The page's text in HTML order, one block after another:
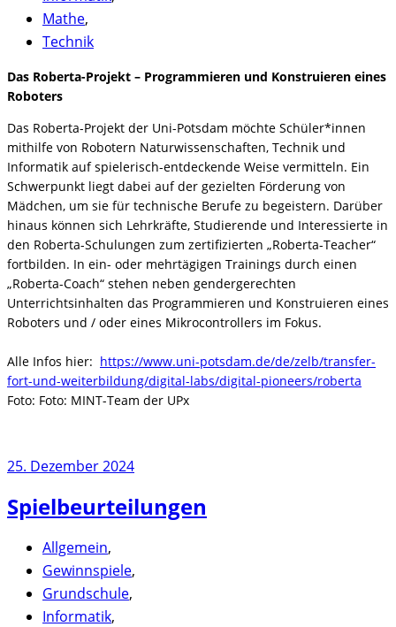
Mathe,
Technik
Das Roberta-Projekt – Programmieren und Konstruieren eines
Roboters
Das Roberta-Projekt der Uni-Potsdam möchte Schüler*innen
mithilfe von Robotern Naturwissenschaften, Technik und
Informatik auf spielerisch-entdeckende Weise vermitteln. Ein
Schwerpunkt liegt dabei auf der gezielten Förderung von
Mädchen, um sie für technische Berufe zu begeistern. Darüber
hinaus können sich Lehrkräfte, Studierende und Interessierte in
den Roberta-Schulungen zum zertifizierten „Roberta-Teacher“
fortbilden. In ein- oder mehrtägigen Trainings durch einen
„Roberta-Coach“ stehen neben gendergerechten
Unterrichtsinhalten das Programmieren und Konstruieren eines
Roboters und / oder eines Mikrocontrollers im Fokus.
Alle Infos hier: https://www.uni-potsdam.de/de/zelb/transfer-
fort-und-weiterbildung/digital-labs/digital-pioneers/roberta
Foto: Foto: MINT-Team der UPx
25. Dezember 2024
Spielbeurteilungen
Allgemein,
Gewinnspiele,
Grundschule,
Informatik,